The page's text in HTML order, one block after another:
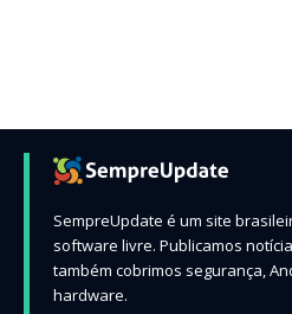
SempreUpdate é um site
software livre. Publicamos
também cobrimos segurança,
hardware.